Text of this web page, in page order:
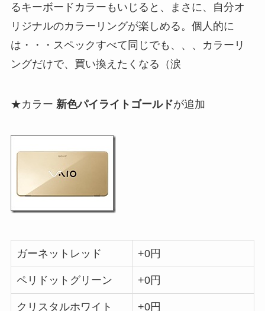
るキーボードカラーもいじると、まさに、自分オ
リジナルのカラーリングが楽しめる。個人的に
は・・・スペックすべて同じでも、、、カラーリ
ングだけで、買い換えたくなる（涙
★カラー 新色パイライトゴールドが追加
ガーネットレッド +0円
ペリドットグリーン +0円
クリスタルホワイト +0円